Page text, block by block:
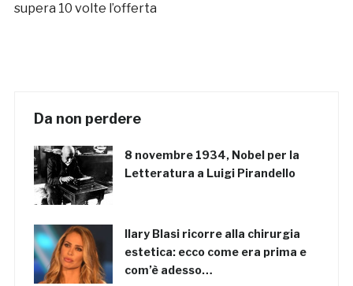
supera 10 volte l’offerta
Da non perdere
8 novembre 1934, Nobel per la
Letteratura a Luigi Pirandello
Ilary Blasi ricorre alla chirurgia
estetica: ecco come era prima e
com’è adesso…